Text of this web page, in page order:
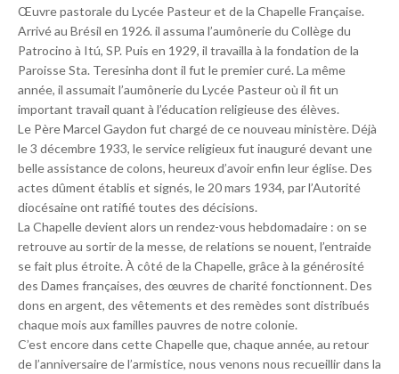
Œuvre pastorale du Lycée Pasteur et de la Chapelle Française.
Arrivé au Brésil en 1926. il assuma l’aumônerie du Collège du
Patrocino à Itú, SP. Puis en 1929, il travailla à la fondation de la
Paroisse Sta. Teresinha dont il fut le premier curé. La même
année, il assumait l’aumônerie du Lycée Pasteur où il fit un
important travail quant à l’éducation religieuse des élèves.
Le Père Marcel Gaydon fut chargé de ce nouveau ministère. Déjà
le 3 décembre 1933, le service religieux fut inauguré devant une
belle assistance de colons, heureux d’avoir enfin leur église. Des
actes dûment établis et signés, le 20 mars 1934, par l’Autorité
diocésaine ont ratifié toutes des décisions.
La Chapelle devient alors un rendez-vous hebdomadaire : on se
retrouve au sortir de la messe, de relations se nouent, l’entraide
se fait plus étroite. À côté de la Chapelle, grâce à la générosité
des Dames françaises, des œuvres de charité fonctionnent. Des
dons en argent, des vêtements et des remèdes sont distribués
chaque mois aux familles pauvres de notre colonie.
C’est encore dans cette Chapelle que, chaque année, au retour
de l’anniversaire de l’armistice, nous venons nous recueillir dans la